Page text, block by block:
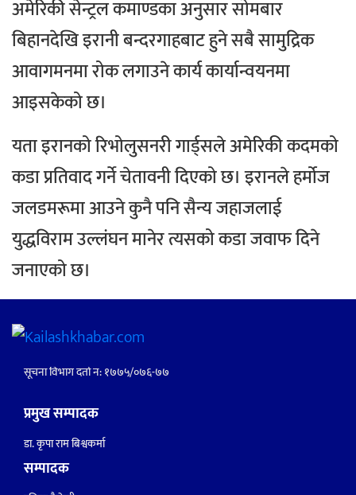
अमेरिकी सेन्ट्रल कमाण्डका अनुसार सोमबार
बिहानदेखि इरानी बन्दरगाहबाट हुने सबै सामुद्रिक
आवागमनमा रोक लगाउने कार्य कार्यान्वयनमा
आइसकेको छ।
यता इरानको रिभोलुसनरी गार्ड्सले अमेरिकी कदमको
कडा प्रतिवाद गर्ने चेतावनी दिएको छ। इरानले हर्मोज
जलडमरूमा आउने कुनै पनि सैन्य जहाजलाई
युद्धविराम उल्लंघन मानेर त्यसको कडा जवाफ दिने
जनाएको छ।
सूचना विभाग दर्ता नं: १७७५/०७६-७७
प्रमुख सम्पादक
डा. कृपा राम बिश्वकर्मा
सम्पादक